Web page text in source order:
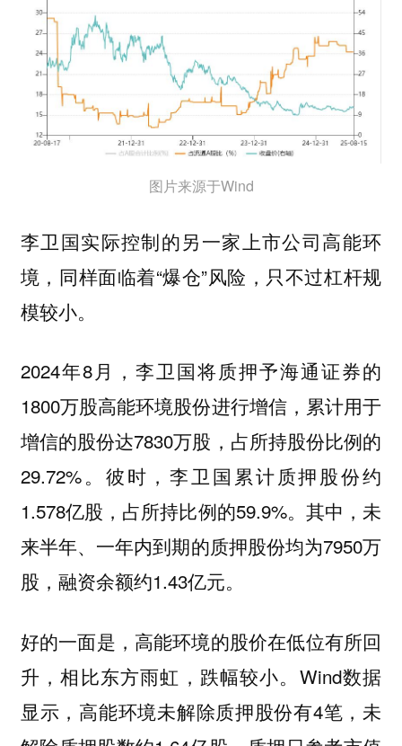
图片来源于Wind
李卫国实际控制的另一家上市公司高能环
境，同样面临着“爆仓”风险，只不过杠杆规
模较小。
2024年8月，李卫国将质押予海通证券的
1800万股高能环境股份进行增信，累计用于
增信的股份达7830万股，占所持股份比例的
29.72%。彼时，李卫国累计质押股份约
1.578亿股，占所持比例的59.9%。其中，未
来半年、一年内到期的质押股份均为7950万
股，融资余额约1.43亿元。
好的一面是，高能环境的股价在低位有所回
升，相比东方雨虹，跌幅较小。Wind数据
显示，高能环境未解除质押股份有4笔，未